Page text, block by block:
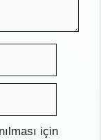
için